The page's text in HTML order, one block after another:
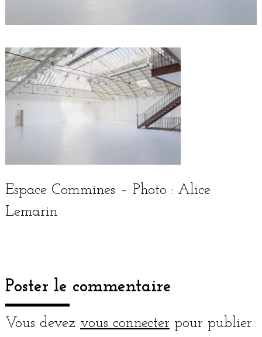
Espace Commines – Photo : Alice
Lemarin
Poster le commentaire
Vous devez vous connecter pour publier